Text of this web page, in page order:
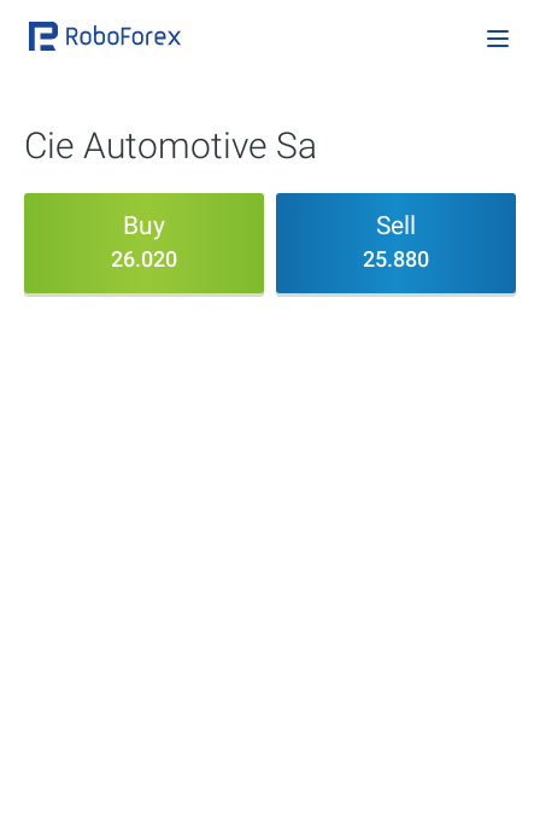
Cie Automotive Sa
Buy
26.020
Sell
25.880